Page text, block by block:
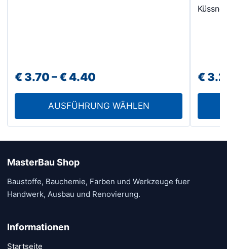
€3.70–€4.40
€ 3.70
bis
€ 4.40
AUSFÜHRUNG WÄHLEN
Produktseite
€
MasterBau Shop
Baustoffe, Bauchemie, Farben und Werkzeuge fuer
Handwerk, Ausbau und Renovierung.
Informationen
Startseite